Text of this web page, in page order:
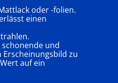
oder -folien.
einen
schonende und
zu
auf ein